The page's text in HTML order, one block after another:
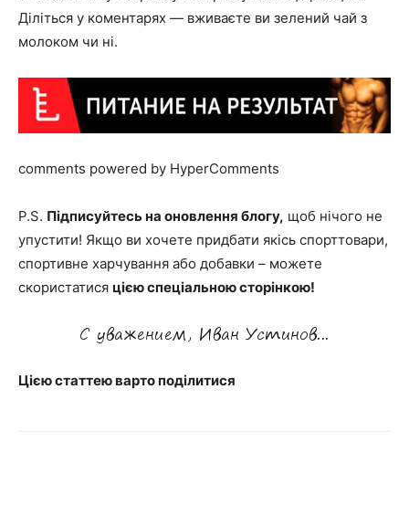
Діліться у коментарях — вживаєте ви зелений чай з
молоком чи ні.
comments powered by HyperComments
P.S. Підписуйтесь на оновлення блогу, щоб нічого не
упустити! Якщо ви хочете придбати якісь спорттовари,
спортивне харчування або добавки – можете
скористатися цією спеціальною сторінкою!
Цією статтею варто поділитися